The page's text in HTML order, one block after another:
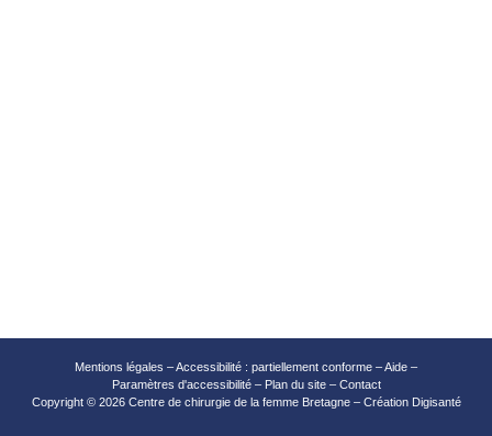
Mentions légales –Accessibilité : partiellement conforme –Aide –
Paramètres d'accessibilité– Plan du site– Contact
Copyright ©2026 Centre de chirurgie de la femme Bretagne – Création Digisanté